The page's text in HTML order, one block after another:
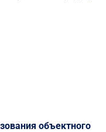
объектного